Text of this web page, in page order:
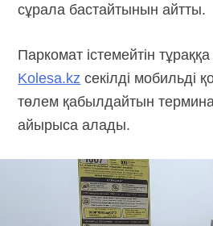
сұрала бастайтынын айтты.
Паркомат істемейтін
Kolesa.kz секілді мобильді
төлем қабылдайтын
айырыса алады.